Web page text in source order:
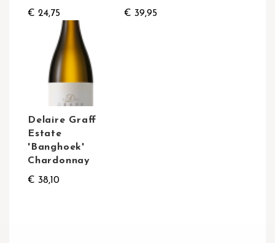
€ 24,75
€ 39,95
Delaire Graff
Estate
'Banghoek'
Chardonnay
€ 38,10